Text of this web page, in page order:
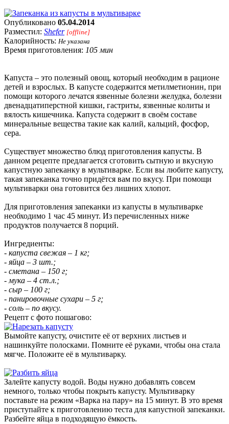
Опубликовано 05.04.2014
Разместил: Shefer [offline]
Калорийность: Не указана
Время приготовления: 105 мин
Капуста – это полезный овощ, который необходим в рационе
детей и взрослых. В капусте содержится метилметионин, при
помощи которого лечатся язвенные болезни желудка, болезни
двенадцатиперстной кишки, гастриты, язвенные колиты и
вялость кишечника. Капуста содержит в своём составе
минеральные вещества такие как калий, кальций, фосфор,
сера.
Существует множество блюд приготовления капусты. В
данном рецепте предлагается сготовить сытную и вкусную
капустную запеканку в мультиварке. Если вы любите капусту,
такая запеканка точно придётся вам по вкусу. При помощи
мультиварки она готовится без лишних хлопот.
Для приготовления запеканки из капусты в мультиварке
необходимо 1 час 45 минут. Из перечисленных ниже
продуктов получается 8 порций.
Ингредиенты:
- капуста свежая – 1 кг;
- яйца – 3 шт.;
- сметана – 150 г;
- мука – 4 ст.л.;
- сыр – 100 г;
- панировочные сухари – 5 г;
- соль – по вкусу.
Рецепт с фото пошагово:
Вымойте капусту, очистите её от верхних листьев и
нашинкуйте полосками. Помните её руками, чтобы она стала
мягче. Положите её в мультиварку.
Залейте капусту водой. Воды нужно добавлять совсем
немного, только чтобы покрыть капусту. Мультиварку
поставьте на режим «Варка на пару» на 15 минут. В это время
приступайте к приготовлению теста для капустной запеканки.
Разбейте яйца в подходящую ёмкость.